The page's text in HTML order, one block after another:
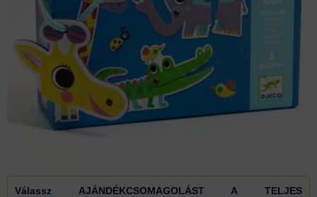
Válassz AJÁNDÉKCSOMAGOLÁST A TELJES